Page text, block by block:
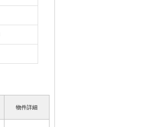
物件詳細